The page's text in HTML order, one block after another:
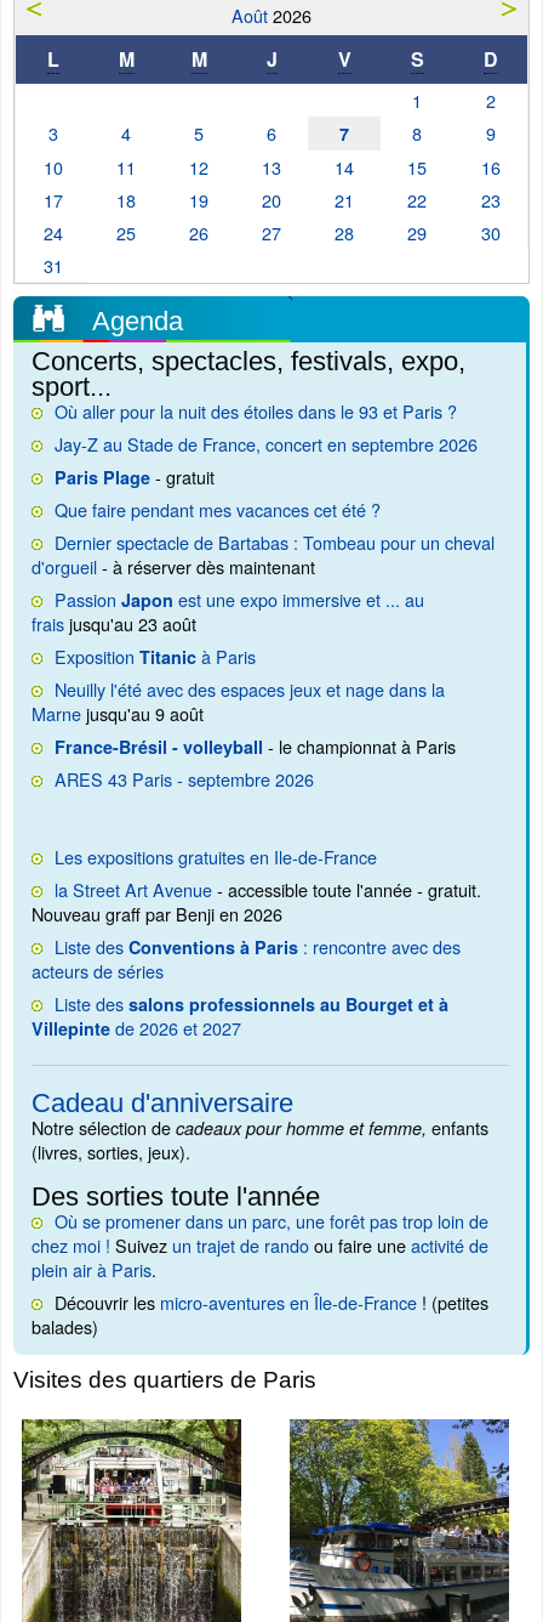
Août2026
L M M J V S D
1
2
3
4 5 6 7 8
9
10
11 12 13 14 15
16
17
18 19 20 21 22
23
24
25 26 27 28 29
30
31
Agenda
Concerts, spectacles, festivals, expo,
sport...
Où aller pour la nuit des étoiles dans le 93 et Paris ?
Jay-Z au Stade de France, concert en septembre 2026
Paris Plage - gratuit
Que faire pendant mes vacances cet été ?
Dernier spectacle de Bartabas : Tombeau pour un cheval
d'orgueil- à réserver dès maintenant
Passion Japon est une expo immersive et ... au
fraisjusqu'au 23 août
Exposition Titanic à Paris
Neuilly l'été avec des espaces jeux et nage dans la
Marnejusqu'au 9 août
France-Brésil - volleyball - le championnat à Paris
ARES 43 Paris - septembre 2026
Les expositions gratuites en Ile-de-France
la Street Art Avenue- accessible toute l'année - gratuit.
Nouveau graff par Benji en 2026
Liste des Conventions à Paris : rencontre avec des
acteurs de séries
Liste des salons professionnels au Bourget et à
Villepinte de 2026 et 2027
Cadeau d'anniversaire
Notre sélection de cadeaux pour homme et femme, enfants
(livres, sorties, jeux).
Des sorties toute l'année
Où se promener dans un parc, une forêt pas trop loin de
chez moi ! Suivez un trajet de randoou faire uneactivité de
plein air à Paris.
Découvrir les micro-aventures en Île-de-France ! (petites
balades)
Visites des quartiers de Paris